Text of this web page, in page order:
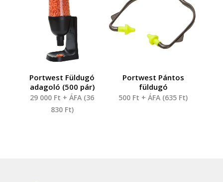
Portwest Füldugó
adagoló (500 pár)
29 000 Ft + ÁFA (36
830 Ft)
Portwest Pántos
füldugó
500 Ft + ÁFA (635 Ft)